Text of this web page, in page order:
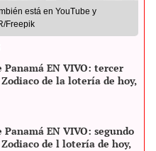
está en YouTube y
Freepik
EN VIVO: tercer
de la lotería de hoy,
EN VIVO: segundo
de l lotería de hoy,